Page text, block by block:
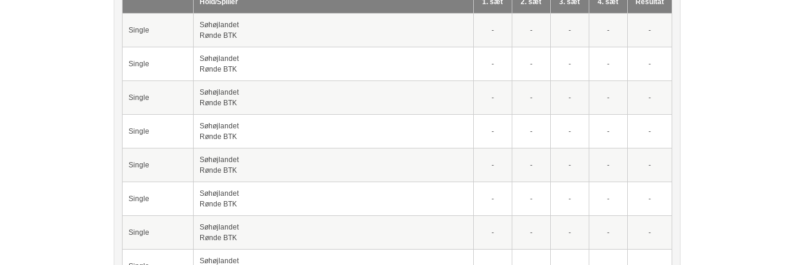
Hold/Spiller 1. sæt 2. sæt 3. sæt 4. sæt Resultat
Single
Søhøjlandet
Rønde BTK
- - - - -
Single
Søhøjlandet
Rønde BTK
- - - - -
Single
Søhøjlandet
Rønde BTK
- - - - -
Single
Søhøjlandet
Rønde BTK
- - - - -
Single
Søhøjlandet
Rønde BTK
- - - - -
Single
Søhøjlandet
Rønde BTK
- - - - -
Single
Søhøjlandet
Rønde BTK
- - - - -
Søhøjlandet